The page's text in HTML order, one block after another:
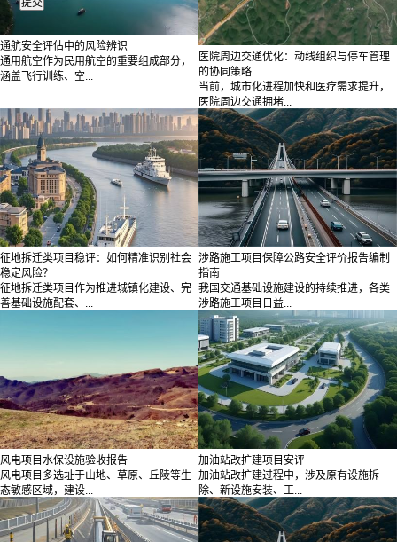
通航安全评估中的风险辨识
通用航空作为民用航空的重要组成部分，
涵盖飞行训练、空...
医院周边交通优化：动线组织与停车管理
的协同策略
当前，城市化进程加快和医疗需求提升，
医院周边交通拥堵...
征地拆迁类项目稳评：如何精准识别社会
稳定风险？
征地拆迁类项目作为推进城镇化建设、完
善基础设施配套、...
涉路施工项目保障公路安全评价报告编制
指南
我国交通基础设施建设的持续推进，各类
涉路施工项目日益...
风电项目水保设施验收报告
风电项目多选址于山地、草原、丘陵等生
态敏感区域，建设...
加油站改扩建项目安评
加油站改扩建过程中，涉及原有设施拆
除、新设施安装、工...